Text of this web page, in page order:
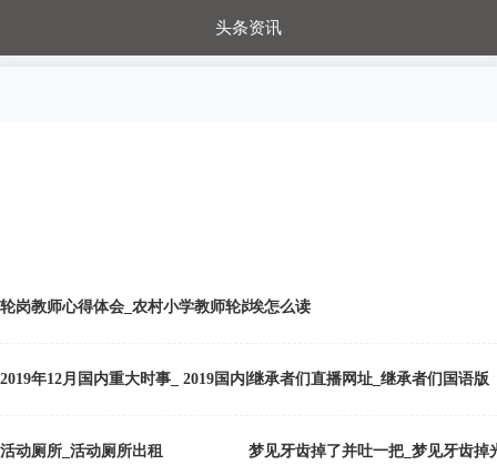
头条资讯
轮岗教师心得体会_农村小学教师轮岗交流心得体会
埃怎么读
2019年12月国内重大时事_ 2019国内国际十大体育新闻，来了！
继承者们直播网址_继承者们国语版
活动厕所_活动厕所出租 梦见牙齿掉了并吐一把_梦见牙齿掉